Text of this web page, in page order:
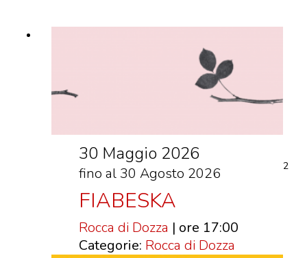
LABORATORI
ARCHIVIO EVENTI
INFORMAZIONE
30 Maggio 2026
fino al 30 Agosto 2026
FIABESKA
Rocca di Dozza | ore 17:00
Categorie: Rocca di Dozza
2